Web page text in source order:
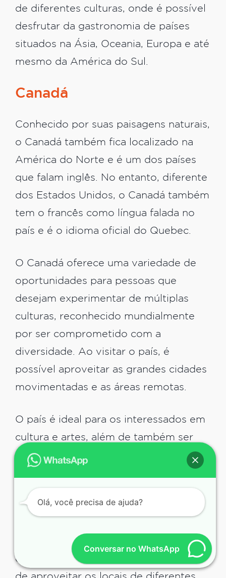
de diferentes culturas, onde é possível
desfrutar da gastronomia de países
situados na Ásia, Oceania, Europa e até
mesmo da América do Sul.
Canadá
Conhecido por suas paisagens naturais,
o Canadá também fica localizado na
América do Norte e é um dos países
que falam inglês. No entanto, diferente
dos Estados Unidos, o Canadá também
tem o francês como língua falada no
país e é o idioma oficial do Quebec.
O Canadá oferece uma variedade de
oportunidades para pessoas que
desejam experimentar de múltiplas
culturas, reconhecido mundialmente
por ser comprometido com a
diversidade. Ao visitar o país, é
possível aproveitar as grandes cidades
movimentadas e as áreas remotas.
O país é ideal para os interessados em
cultura e artes, além de também ser
interessante para desbravar a vida ao
de diferentes outros países.
que os moradores e visitantes
desfrutem dos perfeitos cenários, além
Conversar no WhatsApp
Olá, você precisa de ajuda?